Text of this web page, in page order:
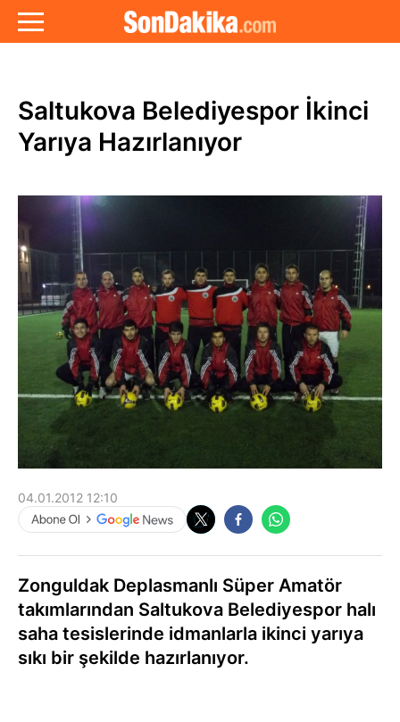
Saltukova Belediyespor İkinci
Yarıya Hazırlanıyor
04.01.2012 12:10
Zonguldak Deplasmanlı Süper Amatör
takımlarından Saltukova Belediyespor halı
saha tesislerinde idmanlarla ikinci yarıya
sıkı bir şekilde hazırlanıyor.